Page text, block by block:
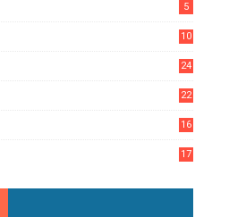
5
10
24
22
16
17